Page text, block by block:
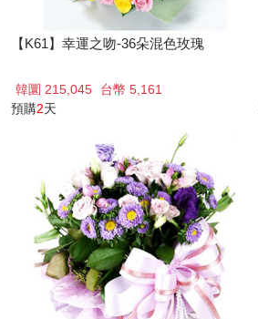
【K61】幸運之吻-36朵混色玫瑰
韓圜 215,045
台幣 5,161
預購2天